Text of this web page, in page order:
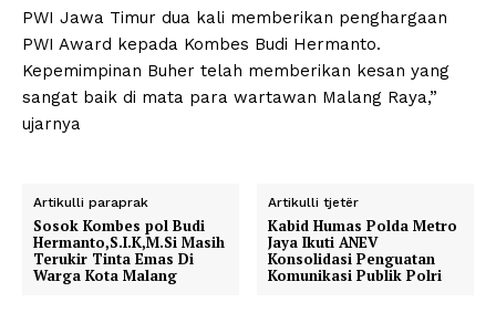
PWI Jawa Timur dua kali memberikan penghargaan
PWI Award kepada Kombes Budi Hermanto.
Kepemimpinan Buher telah memberikan kesan yang
sangat baik di mata para wartawan Malang Raya,”
ujarnya
Artikulli paraprak
Sosok Kombes pol Budi
Hermanto,S.I.K,M.Si Masih
Terukir Tinta Emas Di
Warga Kota Malang
Artikulli tjetër
Kabid Humas Polda Metro
Jaya Ikuti ANEV
Konsolidasi Penguatan
Komunikasi Publik Polri